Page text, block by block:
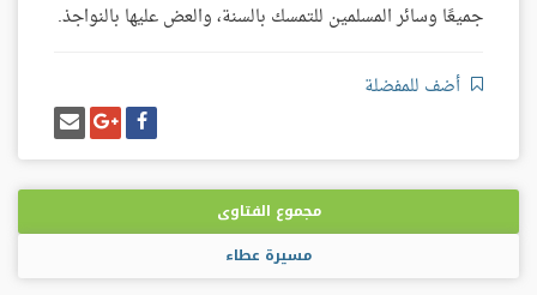
جميعًا وسائر المسلمين للتمسك بالسنة، والعض عليها بالنواجذ.
أضف للمفضلة
شارك
على
فيسبوك
شارك
على
غوغل
بلس
إرسل
إيميل
مجموع الفتاوى
مسيرة عطاء